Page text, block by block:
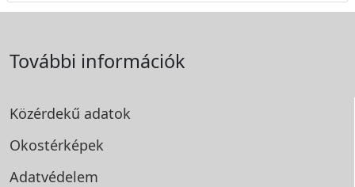
További információk
Közérdekű adatok
Okostérképek
Adatvédelem